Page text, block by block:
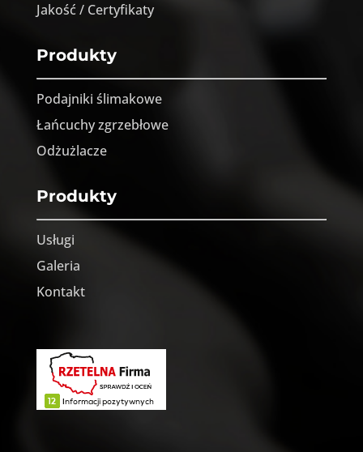
Jakość / Certyfikaty
Produkty
Podajniki ślimakowe
Łańcuchy zgrzebłowe
Odżużlacze
Produkty
Usługi
Galeria
Kontakt